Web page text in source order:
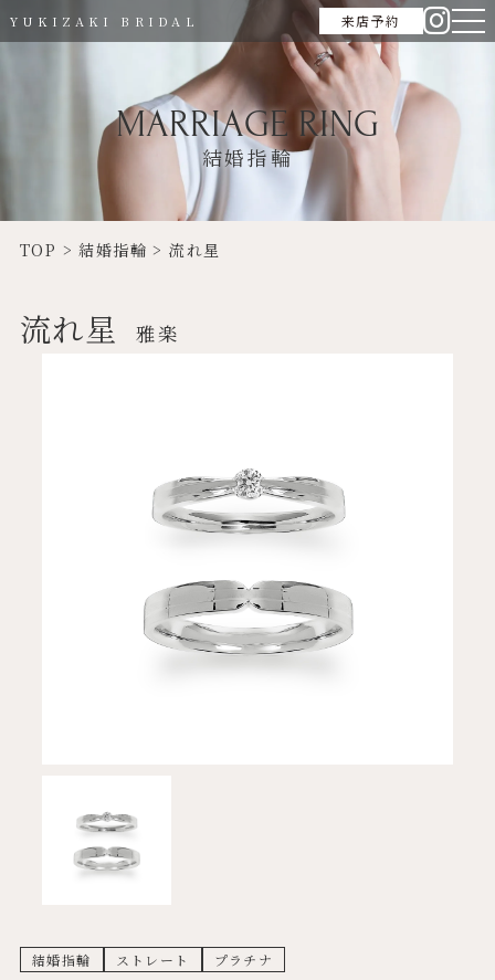
YUKIZAKI BRIDAL 来店予約
MARRIAGE RING
結婚指輪
TOP >結婚指輪 >流れ星
流れ星 雅楽
結婚指輪 ストレート プラチナ